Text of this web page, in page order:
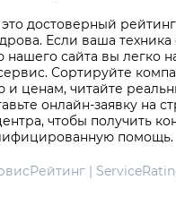
достоверный
Если ваша техника
сайта вы легко
Сортируйте
ценам, читайте
онлайн-заявку на
чтобы получить
помощь.
|